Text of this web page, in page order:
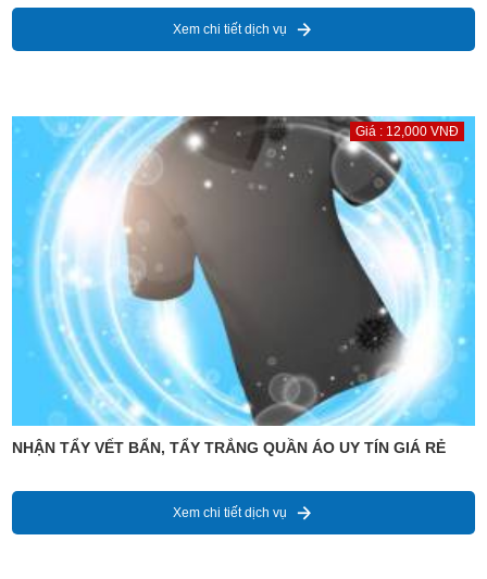
Xem chi tiết dịch vụ
Giá : 12,000 VNĐ
NHẬN TẨY VẾT BẨN, TẨY TRẮNG QUẦN ÁO UY TÍN GIÁ RẺ
Xem chi tiết dịch vụ